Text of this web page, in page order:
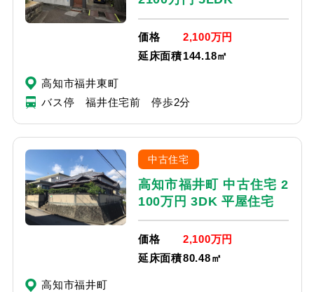
価格
2,100万円
延床面積144.18㎡
高知市福井東町
バス停 福井住宅前 停歩2分
中古住宅
高知市福井町 中古住宅 2
100万円 3DK 平屋住宅
価格
2,100万円
延床面積80.48㎡
高知市福井町